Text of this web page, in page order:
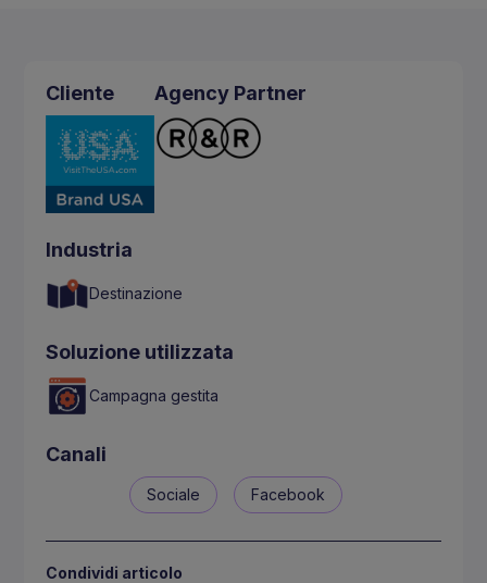
Cliente Agency Partner
Industria
Destinazione
Soluzione utilizzata
Campagna gestita
Canali
Sociale Facebook
Condividi articolo